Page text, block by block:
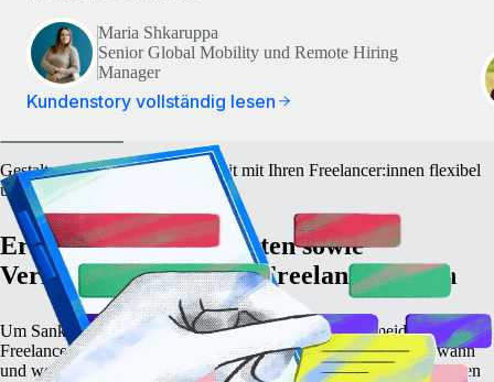
Maria Shkaruppa
Senior Global Mobility und Remote Hiring
Manager
Kundenstory vollständig lesen
Gestalten Sie die Zusammenarbeit mit Ihren Freelancer:innen flexibel
und nachvollziehbar
Erfassen Sie Arbeitszeiten sowie
Verfügbarkeiten Ihrer Freelancer:innen
Um Sanktionen wegen Scheinselbstständigkeit zu vermeiden, müssen
Freelancer:innen weltweit selbstbestimmt entscheiden können, wann
und wo sie arbeiten. Das bedeutet jedoch nicht, dass Sie im Unklaren